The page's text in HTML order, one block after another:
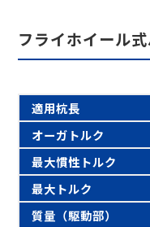
フライホイール
適用杭長
オーガトルク
最大慣性トルク
最大トルク
質量（駆動部）